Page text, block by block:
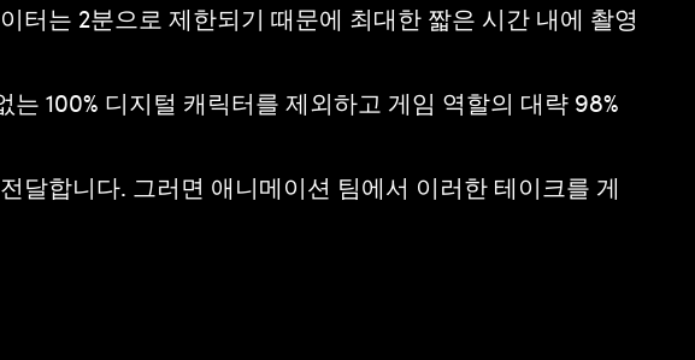
터는 2분으로 제한되기 때문에 최대한 짧은 시간 내에 촬영
100% 디지털 캐릭터를 제외하고 게임 역할의 대략 98%
달합니다. 그러면 애니메이션 팀에서 이러한 테이크를 게